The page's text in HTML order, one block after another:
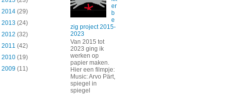
2014 (29)
2013 (24)
2012 (32)
2011 (42)
2010 (19)
2009 (11)
er
b
e
zig project 2015-
2023
Van 2015 tot
2023 ging ik
werken op
papier maken.
Hier een filmpje:
Music: Arvo Pärt,
spiegel in
spiegel